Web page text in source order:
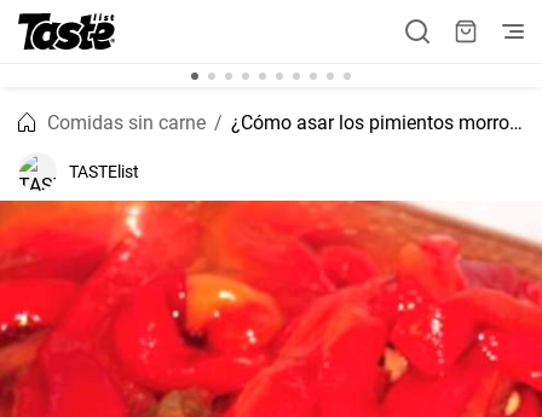
Comidas sin carne ¿Cómo asar los pimientos morrones?
TASTElist